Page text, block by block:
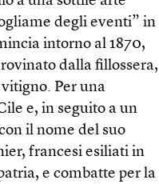
degli eventi” in
intorno al 1870,
dalla fillossera,
Per una
e, in seguito a un
il nome del suo
francesi esiliati in
e combatte per la